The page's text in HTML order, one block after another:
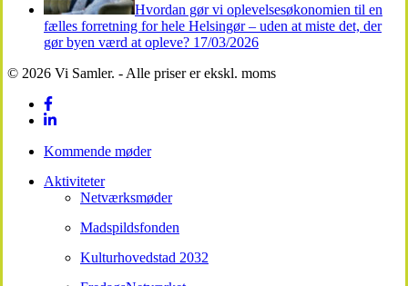
Hvordan gør vi oplevelsesøkonomien til en
fælles forretning for hele Helsingør – uden at miste det, der
gør byen værd at opleve? 17/03/2026
© 2026 Vi Samler. - Alle priser er ekskl. moms
facebook
linkedin
Close
Kommende møder
Aktiviteter
Netværksmøder
Madspildsfonden
Kulturhovedstad 2032